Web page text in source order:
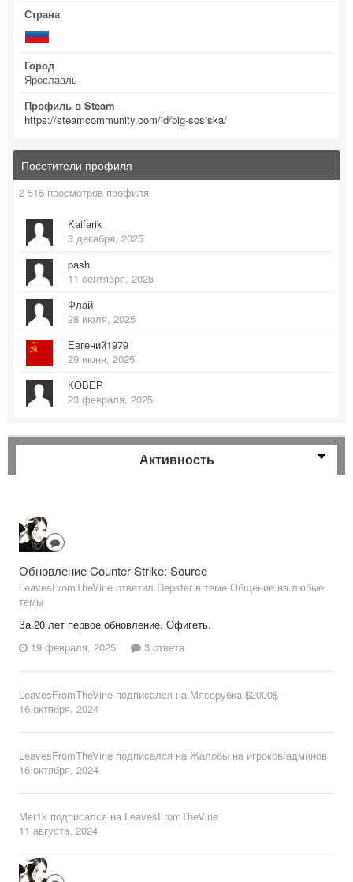
Страна
Город
Ярославль
Профиль в Steam
https://steamcommunity.com/id/big-sosiska/
Посетители профиля
2 516 просмотров профиля
Kaifarik
3 декабря, 2025
pash
11 сентября, 2025
Флай
28 июля, 2025
Евгений1979
29 июня, 2025
КОВЕР
23 февраля, 2025
Активность
Обновление Counter-Strike: Source
LeavesFromTheVine ответил Depster в теме Общение на любые
темы
За 20 лет первое обновление. Офигеть.
19 февраля, 2025
3 ответа
LeavesFromTheVine подписался на Мясорубка $2000$
16 октября, 2024
LeavesFromTheVine подписался на Жалобы на игроков/админов
16 октября, 2024
Mer1k подписался на LeavesFromTheVine
11 августа, 2024